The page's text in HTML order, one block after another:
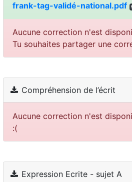
frank-tag-validé-national.pdf
Aucune correction n'est
Tu souhaites partager une
Compréhension de l’écrit
Aucune correction n'est
:(
Expression Ecrite - sujet A